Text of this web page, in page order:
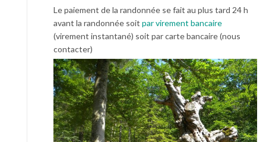
Le paiement de la randonnée se fait au plus tard 24 h
avant la randonnée soit par virement bancaire
(virement instantané) soit par carte bancaire (nous
contacter)